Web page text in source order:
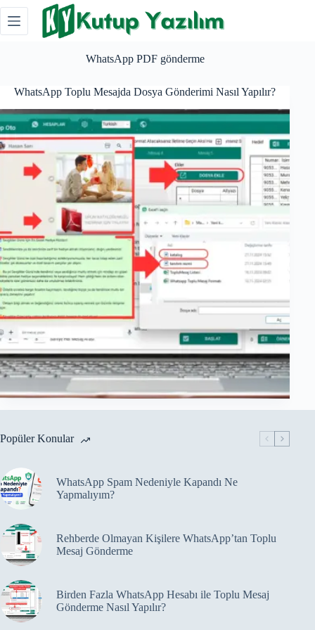
Skip
WhatsApp PDF gönderme
WhatsApp Toplu Mesajda Dosya Gönderimi Nasıl Yapılır?
Popüler Konular
WhatsApp Spam Nedeniyle Kapandı Ne
Yapmalıyım?
Rehberde Olmayan Kişilere WhatsApp’tan Toplu
Mesaj Gönderme
Birden Fazla WhatsApp Hesabı ile Toplu Mesaj
Gönderme Nasıl Yapılır?